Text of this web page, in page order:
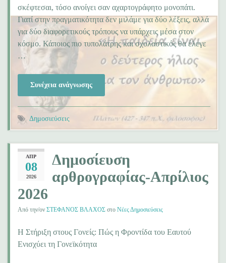
σκέφτεσαι, τόσο ανοίγει σαν αχαρτογράφητο μονοπάτι.
Γιατί στην πραγματικότητα δεν μιλάμε για δύο λέξεις, αλλά
για δύο διαφορετικούς τρόπους να υπάρχεις μέσα στον
κόσμο. Κάποιος πιο τυπολάτρης και σχολαστικός θα έλεγε
…
Συνέχεια ανάγνωσης
Δημοσιεύσεις
ΑΠΡ
08
2026
Δημοσίευση
αρθρογραφίας-Απρίλιος
2026
Από την/ον ΣΤΕΦΑΝΟΣ ΒΛΑΧΟΣ στο Νέες Δημοσιεύσεις
Η Στήριξη στους Γονείς: Πώς η Φροντίδα του Εαυτού
Ενισχύει τη Γονεϊκότητα